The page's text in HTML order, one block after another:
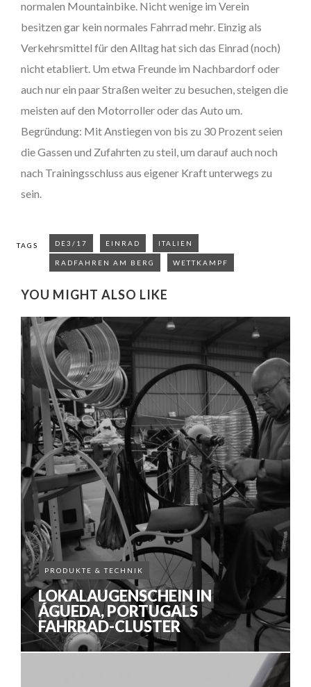
normalen Mountainbike. Nicht wenige im Verein
besitzen gar kein normales Fahrrad mehr. Einzig als
Verkehrsmittel für den Alltag hat sich das Einrad (noch)
nicht etabliert. Um etwa Freunde im Nachbardorf oder
auch nur ein paar Straßen weiter zu besuchen, steigen die
meisten auf den Motorroller oder das Auto um.
Begründung: Mit Anstiegen von bis zu 30 Prozent seien
die Gassen und Zufahrten zu steil, um darauf auch noch
nach Trainingsschluss aus eigener Kraft unterwegs zu
sein.
TAGS DE3/17 EINRAD ITALIEN
RADFAHREN AM BERG WETTKAMPF
YOU MIGHT ALSO LIKE
PRODUKTE & TECHNIK
LOKALAUGENSCHEIN IN
ÁGUEDA, PORTUGALS
FAHRRAD-CLUSTER